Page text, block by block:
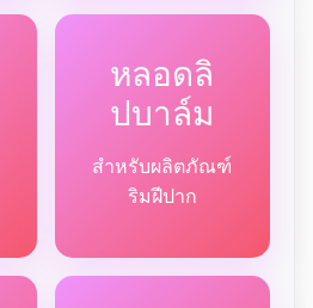
หลอดลิ
ปบาล์ม
สำหรับผลิตภัณฑ์
ริมฝีปาก